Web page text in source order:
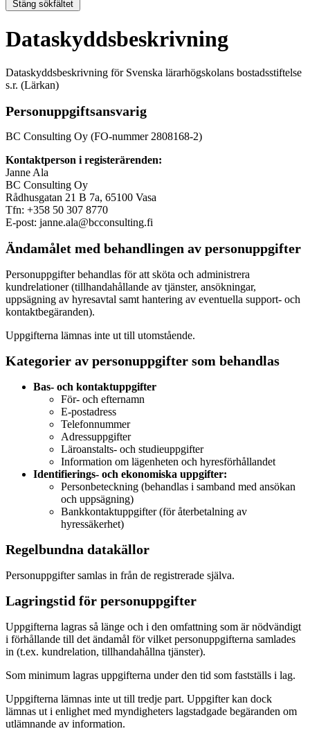
Stäng sökfältet
Dataskyddsbeskrivning
Dataskyddsbeskrivning för Svenska lärarhögskolans bostadsstiftelse
s.r. (Lärkan)
Personuppgiftsansvarig
BC Consulting Oy (FO-nummer 2808168-2)
Kontaktperson i registerärenden:
Janne Ala
BC Consulting Oy
Rådhusgatan 21 B 7a, 65100 Vasa
Tfn: +358 50 307 8770
E-post: janne.ala@bcconsulting.fi
Ändamålet med behandlingen av personuppgifter
Personuppgifter behandlas för att sköta och administrera
kundrelationer (tillhandahållande av tjänster, ansökningar,
uppsägning av hyresavtal samt hantering av eventuella support- och
kontaktbegäranden).
Uppgifterna lämnas inte ut till utomstående.
Kategorier av personuppgifter som behandlas
Bas- och kontaktuppgifter
För- och efternamn
E-postadress
Telefonnummer
Adressuppgifter
Läroanstalts- och studieuppgifter
Information om lägenheten och hyresförhållandet
Identifierings- och ekonomiska uppgifter:
Personbeteckning (behandlas i samband med ansökan
och uppsägning)
Bankkontaktuppgifter (för återbetalning av
hyressäkerhet)
Regelbundna datakällor
Personuppgifter samlas in från de registrerade själva.
Lagringstid för personuppgifter
Uppgifterna lagras så länge och i den omfattning som är nödvändigt
i förhållande till det ändamål för vilket personuppgifterna samlades
in (t.ex. kundrelation, tillhandahållna tjänster).
Som minimum lagras uppgifterna under den tid som fastställs i lag.
Uppgifterna lämnas inte ut till tredje part. Uppgifter kan dock
lämnas ut i enlighet med myndigheters lagstadgade begäranden om
utlämnande av information.